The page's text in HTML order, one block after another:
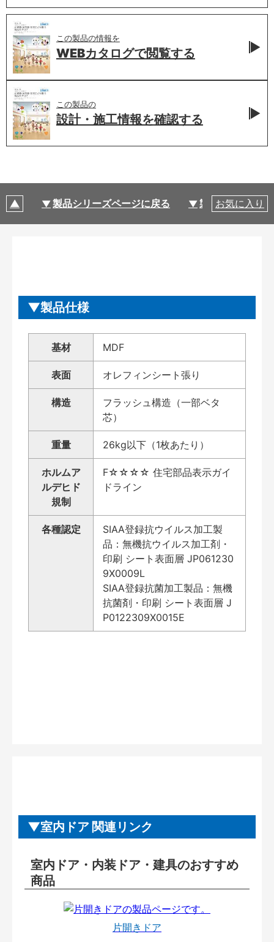
この製品の情報を
WEBカタログで閲覧する
この製品の
設計・施工情報を確認する
製品シリーズページに戻る 製品仕様
お気に入り
製品仕様
基材 MDF
表面 オレフィンシート張り
構造
フラッシュ構造（一部ベタ
芯）
重量 26kg以下（1枚あたり）
ホルムア
ルデヒド
規制
F☆☆☆☆ 住宅部品表示ガイ
ドライン
各種認定
SIAA登録抗ウイルス加工製
品：無機抗ウイルス加工剤・
印刷 シート表面層 JP061230
9X0009L
SIAA登録抗菌加工製品：無機
抗菌剤・印刷 シート表面層 J
P0122309X0015E
室内ドア 関連リンク
室内ドア・内装ドア・建具のおすすめ
商品
片開きドア